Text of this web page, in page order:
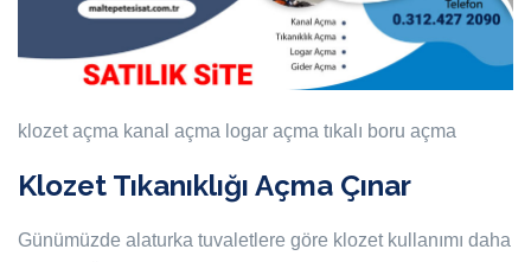
klozet açma kanal açma logar açma tıkalı boru açma
Klozet Tıkanıklığı Açma Çınar
Günümüzde alaturka tuvaletlere göre klozet kullanımı daha